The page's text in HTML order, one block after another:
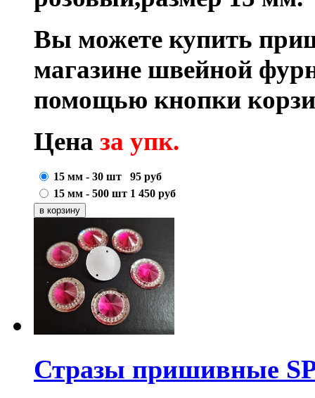
Вы можете купить
магазине швейной
помощью кнопки
Цена за упк.
15 мм - 30 шт 95 руб
15 мм - 500 шт 1 450 руб
Стразы пришивные